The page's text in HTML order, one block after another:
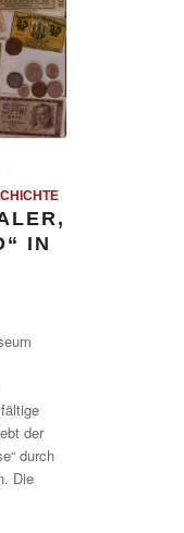
IN
der
durch
Die